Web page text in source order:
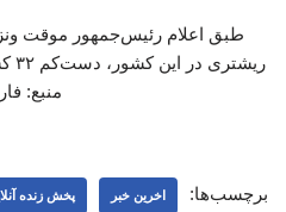
منبع:
برچسب‌ها: اخرین خبر پخش زنده